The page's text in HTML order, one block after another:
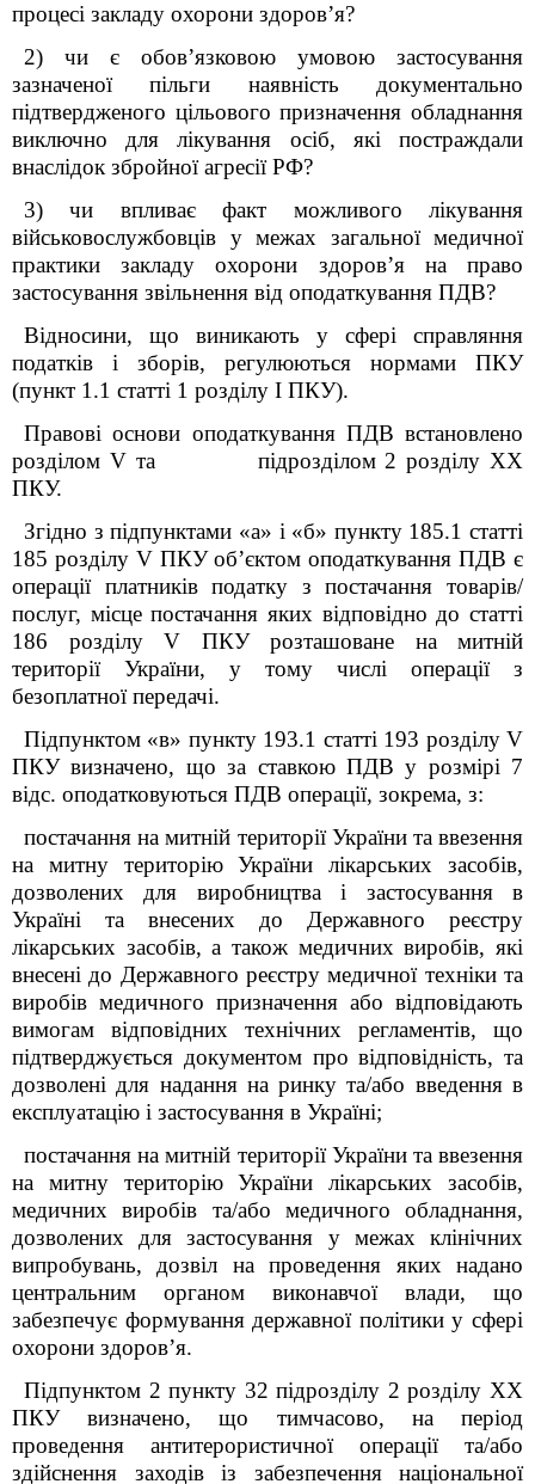
процесі закладу охорони здоров’я?
2) чи є обов’язковою умовою застосування
зазначеної пільги наявність документально
підтвердженого цільового призначення обладнання
виключно для лікування осіб, які постраждали
внаслідок збройної агресії РФ?
3) чи впливає факт можливого лікування
військовослужбовців у межах загальної медичної
практики закладу охорони здоров’я на право
застосування звільнення від оподаткування ПДВ?
Відносини, що виникають у сфері справляння
податків і зборів, регулюються нормами ПКУ
(пункт 1.1 статті 1 розділу I ПКУ).
Правові основи оподаткування ПДВ встановлено
розділом V та підрозділом 2 розділу XX
ПКУ.
Згідно з підпунктами «а» і «б» пункту 185.1 статті
185 розділу V ПКУ об’єктом оподаткування ПДВ є
операції платників податку з постачання товарів/
послуг, місце постачання яких відповідно до статті
186 розділу V ПКУ розташоване на митній
території України, у тому числі операції з
безоплатної передачі.
Підпунктом «в» пункту 193.1 статті 193 розділу V
ПКУ визначено, що за ставкою ПДВ у розмірі 7
відс. оподатковуються ПДВ операції, зокрема, з:
постачання на митній території України та ввезення
на митну територію України лікарських засобів,
дозволених для виробництва і застосування в
Україні та внесених до Державного реєстру
лікарських засобів, а також медичних виробів, які
внесені до Державного реєстру медичної техніки та
виробів медичного призначення або відповідають
вимогам відповідних технічних регламентів, що
підтверджується документом про відповідність, та
дозволені для надання на ринку та/або введення в
експлуатацію і застосування в Україні;
постачання на митній території України та ввезення
на митну територію України лікарських засобів,
медичних виробів та/або медичного обладнання,
дозволених для застосування у межах клінічних
випробувань, дозвіл на проведення яких надано
центральним органом виконавчої влади, що
забезпечує формування державної політики у сфері
охорони здоров’я.
Підпунктом 2 пункту 32 підрозділу 2 розділу ХХ
ПКУ визначено, що тимчасово, на період
проведення антитерористичної операції та/або
здійснення заходів із забезпечення національної